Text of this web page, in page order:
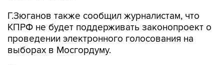
Г.Зюганов также сообщил журналистам, что
КПРФ не будет поддерживать законопроект о
проведении электронного голосования на
выборах в Мосгордуму.